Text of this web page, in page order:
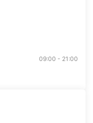
09:00 - 21:00